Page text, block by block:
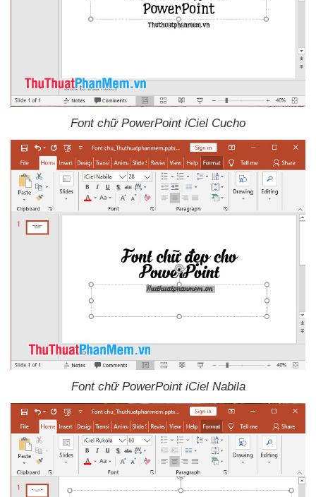
Font chữ PowerPoint iCiel Cucho
Font chữ PowerPoint iCiel Nabila